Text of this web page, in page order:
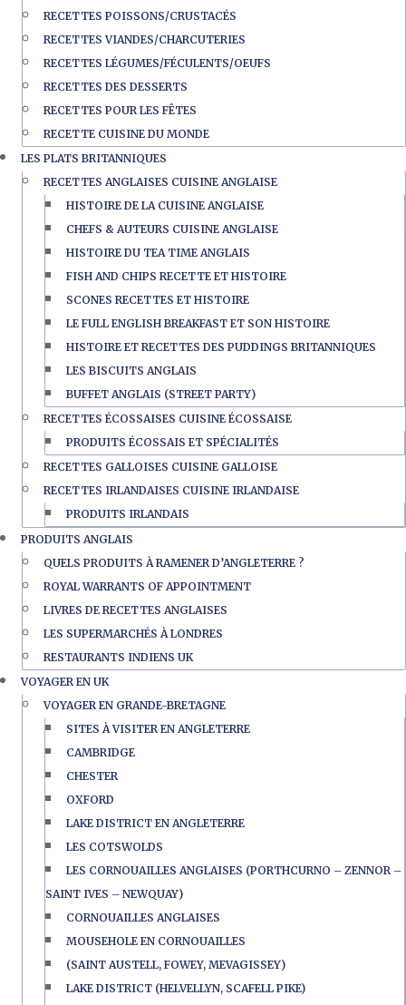
RECETTES POISSONS/CRUSTACÉS
RECETTES VIANDES/CHARCUTERIES
RECETTES LÉGUMES/FÉCULENTS/OEUFS
RECETTES DES DESSERTS
RECETTES POUR LES FÊTES
RECETTE CUISINE DU MONDE
LES PLATS BRITANNIQUES
RECETTES ANGLAISES CUISINE ANGLAISE
HISTOIRE DE LA CUISINE ANGLAISE
CHEFS & AUTEURS CUISINE ANGLAISE
HISTOIRE DU TEA TIME ANGLAIS
FISH AND CHIPS RECETTE ET HISTOIRE
SCONES RECETTES ET HISTOIRE
LE FULL ENGLISH BREAKFAST ET SON HISTOIRE
HISTOIRE ET RECETTES DES PUDDINGS BRITANNIQUES
LES BISCUITS ANGLAIS
BUFFET ANGLAIS (STREET PARTY)
RECETTES ÉCOSSAISES CUISINE ÉCOSSAISE
PRODUITS ÉCOSSAIS ET SPÉCIALITÉS
RECETTES GALLOISES CUISINE GALLOISE
RECETTES IRLANDAISES CUISINE IRLANDAISE
PRODUITS IRLANDAIS
PRODUITS ANGLAIS
QUELS PRODUITS À RAMENER D’ANGLETERRE ?
ROYAL WARRANTS OF APPOINTMENT
LIVRES DE RECETTES ANGLAISES
LES SUPERMARCHÉS À LONDRES
RESTAURANTS INDIENS UK
VOYAGER EN UK
VOYAGER EN GRANDE-BRETAGNE
SITES À VISITER EN ANGLETERRE
CAMBRIDGE
CHESTER
OXFORD
LAKE DISTRICT EN ANGLETERRE
LES COTSWOLDS
LES CORNOUAILLES ANGLAISES (PORTHCURNO – ZENNOR –
SAINT IVES – NEWQUAY)
CORNOUAILLES ANGLAISES
MOUSEHOLE EN CORNOUAILLES
(SAINT AUSTELL, FOWEY, MEVAGISSEY)
LAKE DISTRICT (HELVELLYN, SCAFELL PIKE)